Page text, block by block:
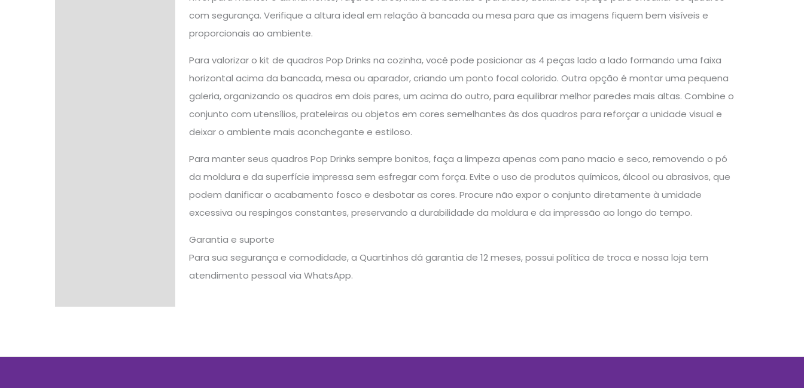
com segurança. Verifique a altura ideal em relação à bancada ou mesa para que as imagens fiquem bem visíveis e
proporcionais ao ambiente.
Para valorizar o kit de quadros Pop Drinks na cozinha, você pode posicionar as 4 peças lado a lado formando uma faixa
horizontal acima da bancada, mesa ou aparador, criando um ponto focal colorido. Outra opção é montar uma pequena
galeria, organizando os quadros em dois pares, um acima do outro, para equilibrar melhor paredes mais altas. Combine o
conjunto com utensílios, prateleiras ou objetos em cores semelhantes às dos quadros para reforçar a unidade visual e
deixar o ambiente mais aconchegante e estiloso.
Para manter seus quadros Pop Drinks sempre bonitos, faça a limpeza apenas com pano macio e seco, removendo o pó
da moldura e da superfície impressa sem esfregar com força. Evite o uso de produtos químicos, álcool ou abrasivos, que
podem danificar o acabamento fosco e desbotar as cores. Procure não expor o conjunto diretamente à umidade
excessiva ou respingos constantes, preservando a durabilidade da moldura e da impressão ao longo do tempo.
Garantia e suporte
Para sua segurança e comodidade, a Quartinhos dá garantia de 12 meses, possui política de troca e nossa loja tem
atendimento pessoal via WhatsApp.